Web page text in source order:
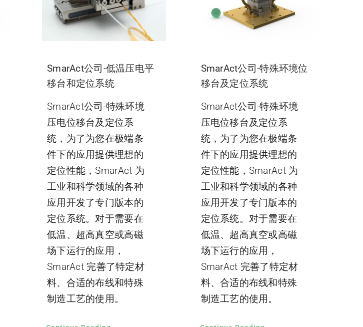
SmarAct公司-低温压电平
移台和定位系统
SmarAct公司-特殊环境
压电位移台及定位系
统，为了为您在极端条
件下的应用提供理想的
定位性能，SmarAct 为
工业和科学领域的各种
应用开发了专门版本的
定位系统。对于需要在
低温、超高真空或高磁
场下运行的应用，
SmarAct 完善了特定材
料、合适的布线和特殊
制造工艺的使用。
SmarAct公司-特殊环境位
移台及定位系统
SmarAct公司-特殊环境
压电位移台及定位系
统，为了为您在极端条
件下的应用提供理想的
定位性能，SmarAct 为
工业和科学领域的各种
应用开发了专门版本的
定位系统。对于需要在
低温、超高真空或高磁
场下运行的应用，
SmarAct 完善了特定材
料、合适的布线和特殊
制造工艺的使用。